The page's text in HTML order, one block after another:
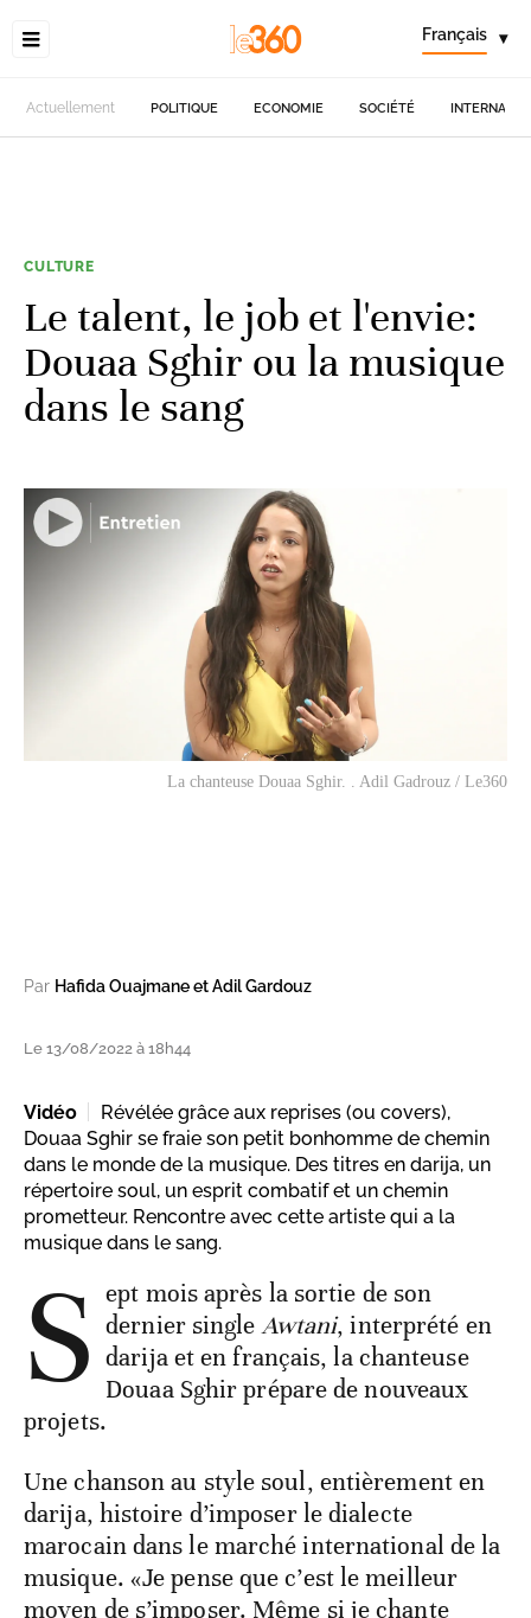
Français ▾
Actuellement POLITIQUE ECONOMIE SOCIÉTÉ
CULTURE
Le talent, le job et l'envie:
Douaa Sghir ou la musique
dans le sang
La chanteuse Douaa Sghir. . Adil Gadrouz / Le360
Par Hafida Ouajmane et Adil Gardouz
Le 13/08/2022 à 18h44
Vidéo
Révélée grâce aux reprises (ou covers),
Douaa Sghir se fraie son petit bonhomme de chemin
dans le monde de la musique. Des titres en darija, un
répertoire soul, un esprit combatif et un chemin
prometteur. Rencontre avec cette artiste qui a la
musique dans le sang.
S ept mois après la sortie de son
dernier singleAwtani, interprété en
darija et en français, la chanteuse
Douaa Sghir prépare de nouveaux
projets.
Une chanson au style soul, entièrement en
darija, histoire d’imposer le dialecte
marocain dans le marché international de la
musique. «Je pense que c’est le meilleur
moyen de s’imposer. Même si je chante